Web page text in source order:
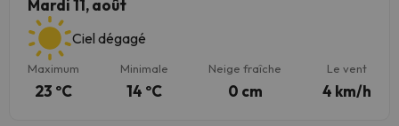
Mardi 11, août
Ciel dégagé
Maximum
23 ºC
Minimale
14 ºC
Neige fraîche
0 cm
Le vent
4 km/h